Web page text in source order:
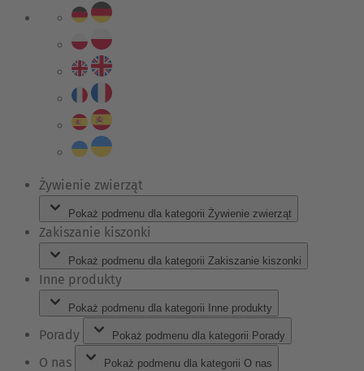
Żywienie zwierząt
Pokaż podmenu dla kategorii Żywienie zwierząt
Zakiszanie kiszonki
Pokaż podmenu dla kategorii Zakiszanie kiszonki
Inne produkty
Pokaż podmenu dla kategorii Inne produkty
Porady Pokaż podmenu dla kategorii Porady
O nas Pokaż podmenu dla kategorii O nas